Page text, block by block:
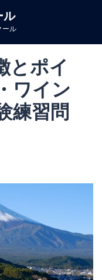
ル
ール
とポイ
ワイン
練習問